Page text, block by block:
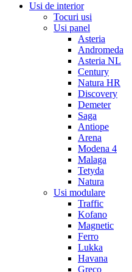
Usi de interior
Tocuri usi
Usi panel
Asteria
Andromeda
Asteria NL
Century
Natura HR
Discovery
Demeter
Saga
Antiope
Arena
Modena 4
Malaga
Tetyda
Natura
Usi modulare
Traffic
Kofano
Magnetic
Ferro
Lukka
Havana
Greco